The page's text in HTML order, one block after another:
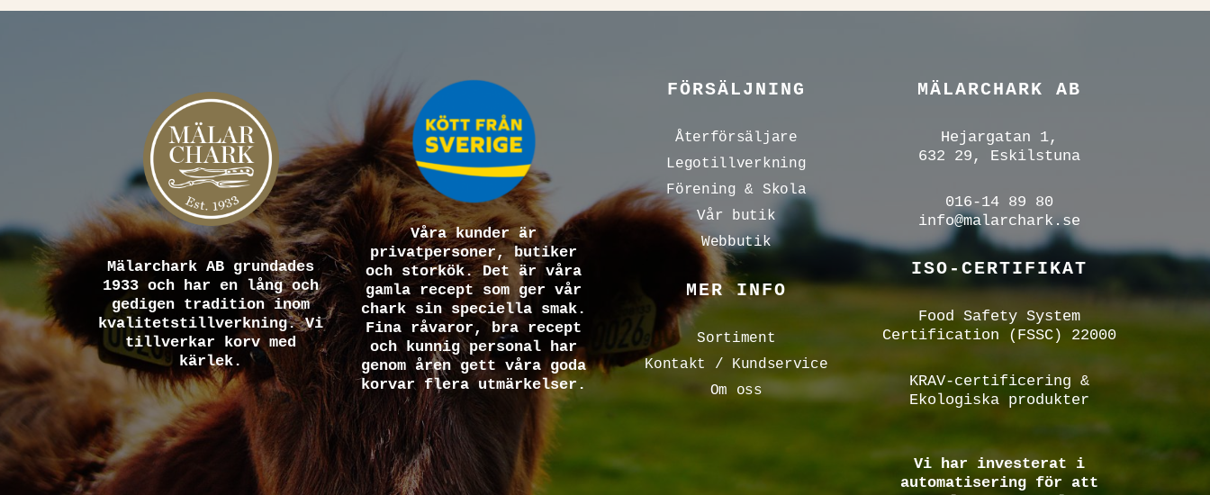
Mälarchark AB grundades
1933 och har en lång och
gedigen tradition inom
kvalitetstillverkning. Vi
tillverkar korv med
kärlek.
Våra kunder är
privatpersoner, butiker
och storkök. Det är våra
gamla recept som ger vår
chark sin speciella smak.
Fina råvaror, bra recept
och kunnig personal har
genom åren gett våra goda
korvar flera utmärkelser.
FÖRSÄLJNING
Återförsäljare
Legotillverkning
Förening & Skola
Vår butik
Webbutik
MER INFO
Sortiment
Kontakt / Kundservice
Om oss
MÄLARCHARK AB
Hejargatan 1,
632 29, Eskilstuna
016-14 89 80
info@malarchark.se
ISO-CERTIFIKAT
Food Safety System
Certification (FSSC) 22000
KRAV-certificering &
Ekologiska produkter
Vi har investerat i
automatisering för att